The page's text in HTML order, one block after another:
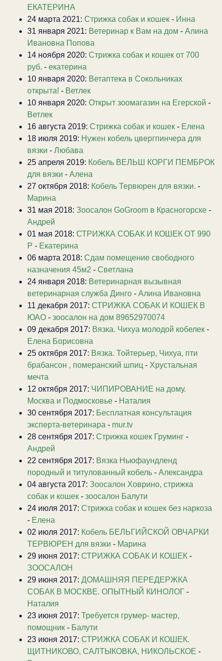
ЕКАТЕРИНА
24 марта 2021: Стрижка собак и кошек - Инна
31 января 2021: Ветеринар к Вам на дом - Алина
Ивановна Попова
14 ноября 2020: Стрижка собак и кошек от 700
руб. - екатерина
10 января 2020: Ветаптека в Сокольниках
открыта! - Ветлек
10 января 2020: Открыт зоомагазин на Егерской -
Ветлек
16 августа 2019: Стрижка собак и кошек - Елена
18 июля 2019: Нужен кобель цвергпинчера для
вязки - Любава
25 апреля 2019: Кобель ВЕЛЬШ КОРГИ ПЕМБРОК
для вязки - Алена
27 октября 2018: Кобель Тервюрен для вязки. -
Марина
31 мая 2018: Зоосалон GoGroom в Красногорске -
Андрей
01 мая 2018: СТРИЖКА СОБАК И КОШЕК ОТ 990
Р - Екатерина
06 марта 2018: Сдам помещение свободного
назначения 45м2 - Светлана
24 января 2018: Ветеринарная вызывная
ветеринарная служба Динго - Алина Ивановна
11 декабря 2017: СТРИЖКА СОБАК И КОШЕК В
ЮАО - зоосалон на дом 89652970074
09 декабря 2017: Вязка. Чихуа молодой кобелек -
Елена Борисовна
25 октября 2017: Вязка. Тойтерьер, Чихуа, пти
брабансон , померанский шпиц - Хрустальная
мечта
12 октября 2017: ЧИПИРОВАНИЕ на дому.
Москва и Подмосковье - Наталия
30 сентября 2017: Бесплатная консультация
эксперта-ветеринара - mur.tv
28 сентября 2017: Стрижка кошек Груминг -
Андрей
22 сентября 2017: Вязка Ньюфаундленд
породный и титулованный кобель - Александра
04 августа 2017: Зоосалон Ховрино, стрижка
собак и кошек - зоосалон Балути
24 июля 2017: Стрижка собак и кошек без наркоза
- Елена
02 июля 2017: Кобель БЕЛЬГИЙСКОЙ ОВЧАРКИ
ТЕРВЮРЕН для вязки - Марина
29 июня 2017: СТРИЖКА СОБАК И КОШЕК -
ЗООСАЛОН
29 июня 2017: ДОМАШНЯЯ ПЕРЕДЕРЖКА
СОБАК В МОСКВЕ. ОПЫТНЫЙ КИНОЛОГ -
Наталия
23 июня 2017: Требуется грумер- мастер,
помощник - Балути
23 июня 2017: СТРИЖКА СОБАК И КОШЕК.
ЩИТНИКОВО, САЛТЫКОВКА, НИКОЛЬСКОЕ -